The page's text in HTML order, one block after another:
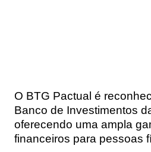
O BTG Pactual é
Banco de Investimentos
oferecendo uma ampla
financeiros para pessoas